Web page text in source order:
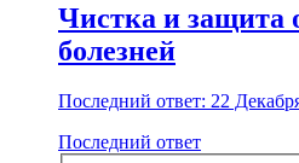
Чистка и защита
болезней
Последний ответ: 22
Последний ответ